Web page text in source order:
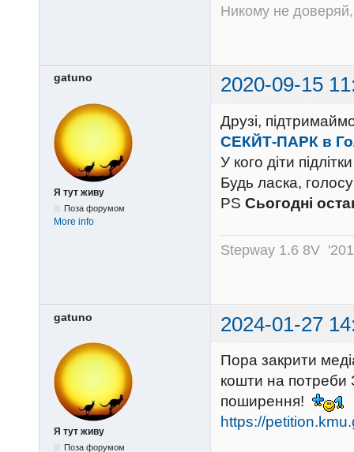
Никому не
gatuno 2020-09-15
Я тут живу
Поза форумом
More info
Друзі,
СЕКЙТ-ПАРК в
У кого діти
Будь ласка,
PS Сьогодні
Stepway 1.6 8V
gatuno 2024-01-27
Я тут живу
Поза форумом
Пора закрити
кошти на потреби
поширення!
https://